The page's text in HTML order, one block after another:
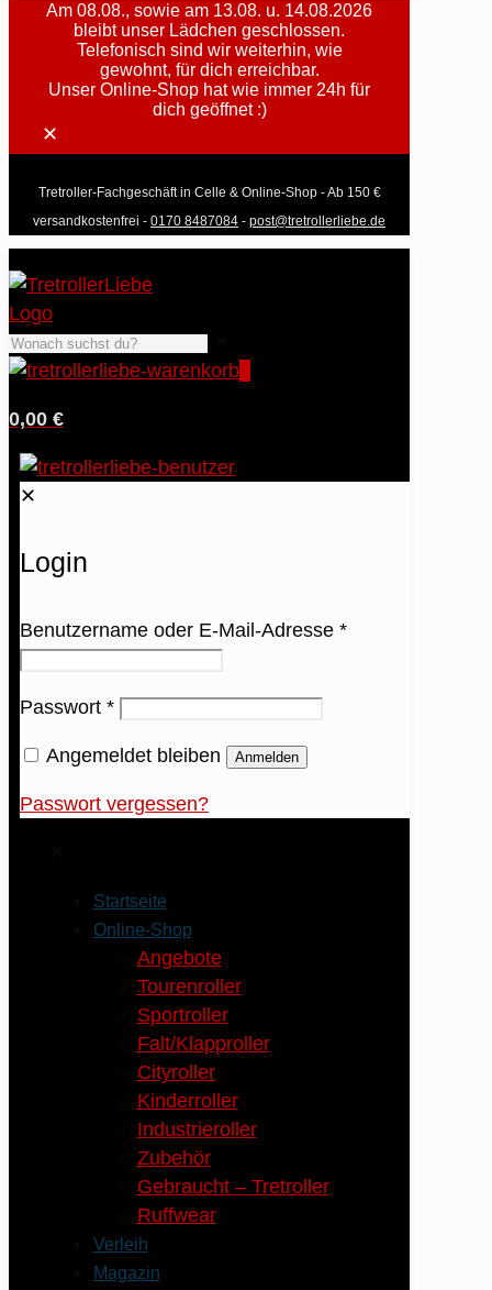
Am 08.08., sowie am 13.08. u. 14.08.2026
bleibt unser Lädchen geschlossen.
Telefonisch sind wir weiterhin, wie
gewohnt, für dich erreichbar.
Unser Online-Shop hat wie immer 24h für
dich geöffnet :)
✕
Tretroller-Fachgeschäft in Celle & Online-Shop - Ab 150 €
versandkostenfrei - 0170 8487084 - post@tretrollerliebe.de
0,00 €
✕
Login
Benutzername oder E-Mail-Adresse *
Passwort *
Angemeldet bleiben Anmelden
Passwort vergessen?
Startseite
Online-Shop
Angebote
Tourenroller
Sportroller
Falt/Klapproller
Cityroller
Kinderroller
Industrieroller
Zubehör
Gebraucht – Tretroller
Ruffwear
Verleih
Magazin